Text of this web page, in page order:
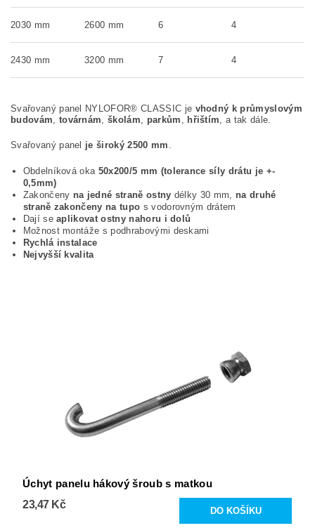
2030 mm 2600 mm 6 4
2430 mm 3200 mm 7 4
Svařovaný panel NYLOFOR® CLASSIC je vhodný k průmyslovým
budovám
továrnám ,školám parkům hřištím , a tak dále.
Svařovaný panel je široký 2500 mm
Obdelníková oka 50x200/5 mm (tolerance síly drátu je +-
0,5mm)
Zakončeny na jedné straně ostny délky 30 mm, na druhé
straně zakončeny na tupo s vodorovným drátem
Dají seaplikovat ostny nahoru i dolů
Možnost montáže s podhrabovými deskami
Rychlá instalace
Nejvyšší kvalita
Úchyt panelu hákový šroub s matkou
23,47 Kč